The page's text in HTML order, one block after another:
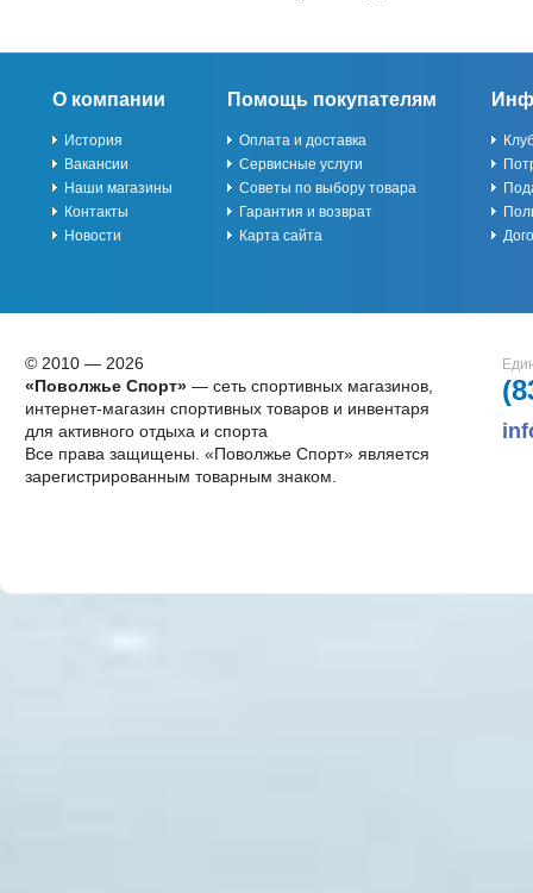
О компании
История
Вакансии
Наши магазины
Контакты
Новости
Помощь покупателям
Оплата и доставка
Сервисные услуги
Советы по выбору товара
Гарантия и возврат
Карта сайта
© 2010 — 2026
«Поволжье Спорт»— сеть спортивных магазинов,
интернет-магазин спортивных товаров и инвентаря
для активного отдыха и спорта
Все права защищены. «Поволжье Спорт» является
зарегистрированным товарным знаком.